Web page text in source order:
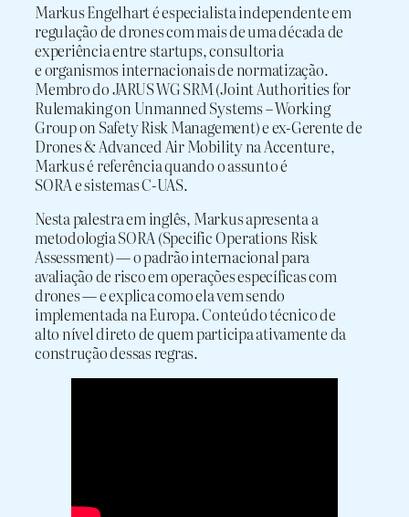
Markus Engelhart é especialista independente em
regulação de drones com mais de uma década de
experiência entre startups, consultoria
e organismos internacionais de normatização.
Membro do JARUS WG SRM (Joint Authorities for
Rulemaking on Unmanned Systems – Working
Group on Safety Risk Management) e ex-Gerente de
Drones & Advanced Air Mobility na Accenture,
Markus é referência quando o assunto é
SORA e sistemas C-UAS.
Nesta palestra em inglês, Markus apresenta a
metodologia SORA (Specific Operations Risk
Assessment) — o padrão internacional para
avaliação de risco em operações específicas com
drones — e explica como ela vem sendo
implementada na Europa. Conteúdo técnico de
alto nível direto de quem participa ativamente da
construção dessas regras.